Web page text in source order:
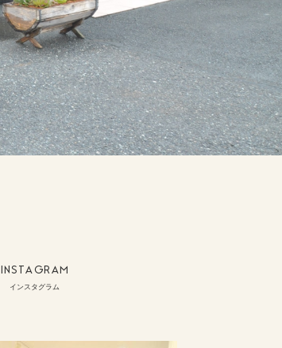
INSTAGRAM
インスタグラム